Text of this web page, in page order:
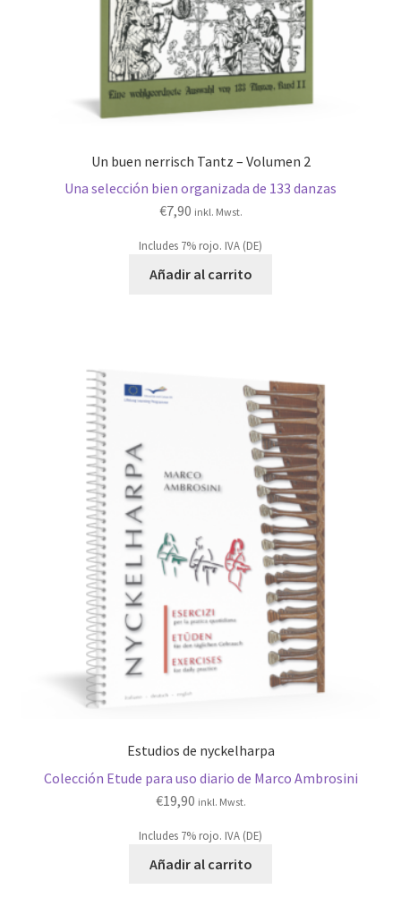
Un buen nerrisch Tantz – Volumen 2
Una selección bien organizada de 133 danzas
€7,90 inkl. Mwst.
Includes 7% rojo. IVA (DE)
Añadir al carrito
Estudios de nyckelharpa
Colección Etude para uso diario de Marco Ambrosini
€19,90 inkl. Mwst.
Includes 7% rojo. IVA (DE)
Añadir al carrito